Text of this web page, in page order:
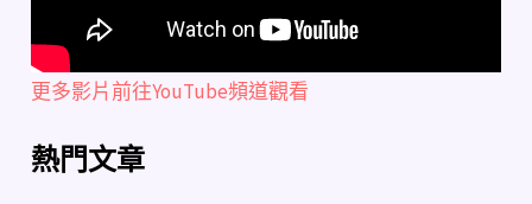
更多影片前往YouTube頻道觀看
熱門文章